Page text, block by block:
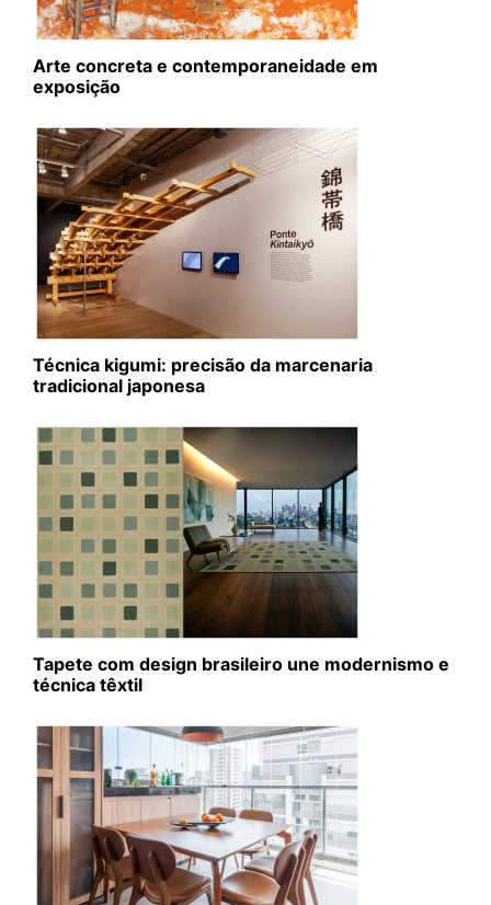
Arte concreta e contemporaneidade em
exposição
Técnica kigumi: precisão da marcenaria
tradicional japonesa
Tapete com design brasileiro une modernismo e
técnica têxtil